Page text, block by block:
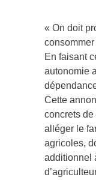
« On doit
En faisant
autonomie
Cette
concrets
alléger le
agricoles,
additionnel